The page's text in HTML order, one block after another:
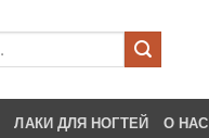
ЛАКИ ДЛЯ НОГТЕЙ О НАС